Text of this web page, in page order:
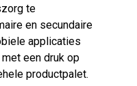
te
en secundaire
applicaties
een druk op
productpalet.